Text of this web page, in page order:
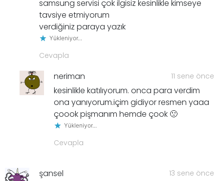
samsung servisi çok ilgisiz kesinlikle kimseye
tavsiye etmiyorum
verdiğiniz paraya yazık
Yükleniyor...
Cevapla
neriman 11 sene önce
kesinlikle katılıyorum. onca para verdim
ona yanıyorum.içim gidiyor resmen yaaa
çoook pişmanım hemde çook 🙁
Yükleniyor...
Cevapla
şansel 13 sene önce